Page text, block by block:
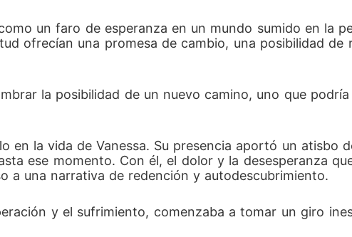
un faro de esperanza en un mundo sumido en la
ofrecían una promesa de cambio, una posibilidad de
la posibilidad de un nuevo camino, uno que
en la vida de Vanessa. Su presencia aportó un atisbo
ese momento. Con él, el dolor y la desesperanza
a una narrativa de redención y autodescubrimiento.
y el sufrimiento, comenzaba a tomar un giro